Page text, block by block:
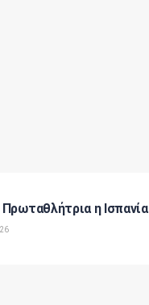
η Ισπανία